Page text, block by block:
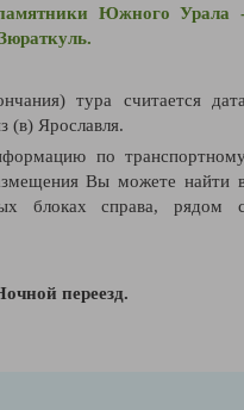
Южного Урала
тура считается
(в) Ярославля.
по
Вы можете найти
блоках справа, рядом
переезд.